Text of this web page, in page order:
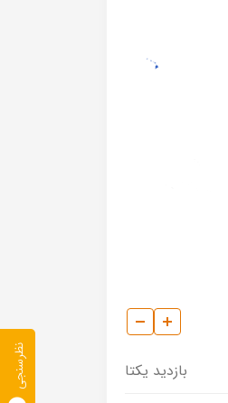
بازدید یکتا نظرسنجی